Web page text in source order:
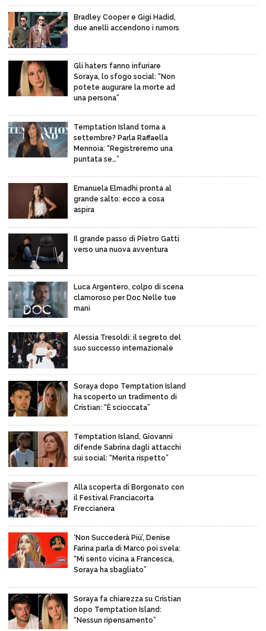
Bradley Cooper e Gigi Hadid,
due anelli accendono i rumors
Gli haters fanno infuriare
Soraya, lo sfogo social: “Non
potete augurare la morte ad
una persona”
Temptation Island torna a
settembre? Parla Raffaella
Mennoia: “Registreremo una
puntata se…”
Emanuela Elmadhi pronta al
grande salto: ecco a cosa
aspira
Il grande passo di Pietro Gatti
verso una nuova avventura
Luca Argentero, colpo di scena
clamoroso per Doc Nelle tue
mani
Alessia Tresoldi: il segreto del
suo successo internazionale
Soraya dopo Temptation Island
ha scoperto un tradimento di
Cristian: “È scioccata”
Temptation Island, Giovanni
difende Sabrina dagli attacchi
sui social: “Merita rispetto”
Alla scoperta di Borgonato con
il Festival Franciacorta
Freccianera
‘Non Succederà Più’, Denise
Farina parla di Marco poi svela:
“Mi sento vicina a Francesca,
Soraya ha sbagliato”
Soraya fa chiarezza su Cristian
dopo Temptation Island:
“Nessun ripensamento”